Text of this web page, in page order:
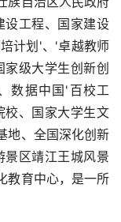
设工程、国家建设
计划'、'卓越教师
级大学生创新创
数据中国'百校工
、国家大学生文
地、全国深化创新
区靖江王城风景
教育中心，是一所